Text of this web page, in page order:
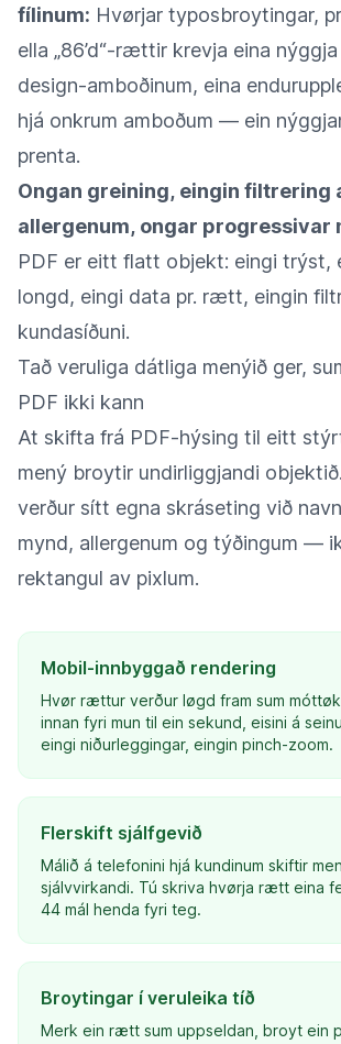
fílinum: Hvørjar typosbroytingar,
ella „86’d“-rættir krevja eina
design-amboðinum, eina
hjá onkrum amboðum — ein
prenta.
Ongan greining, eingin filtrering
allergenum, ongar progressivar
PDF er eitt flatt objekt: eingi trýst,
longd, eingi data pr. rætt, eingin
kundasíðuni.
Tað veruliga dátliga menýið ger,
PDF ikki kann
At skifta frá PDF-hýsing til eitt
mený broytir undirliggjandi
verður sítt egna skráseting við
mynd, allergenum og týðingum —
rektangul av pixlum.
Mobil-innbyggað rendering
Hvør rættur verður løgd fram sum
innan fyri mun til ein sekund, eisini á
eingi niðurleggingar, eingin pinch-zoom.
Flerskift sjálfgevið
Málið á telefonini hjá kundinum skiftir
sjálvvirkandi. Tú skriva hvørja rætt eina
44 mál henda fyri teg.
Broytingar í veruleika tíð
Merk ein rætt sum uppseldan, broyt ein